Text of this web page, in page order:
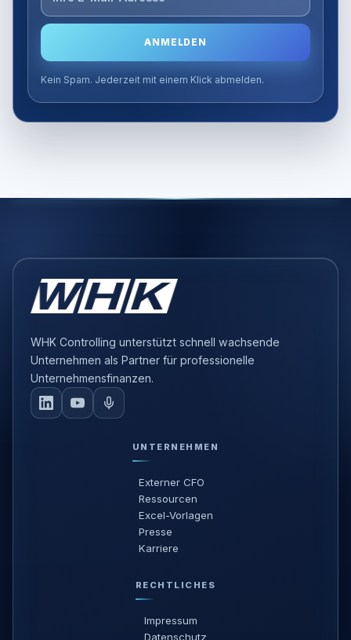
ANMELDEN
Kein Spam. Jederzeit mit einem Klick abmelden.
WHK Controlling unterstützt schnell wachsende
Unternehmen als Partner für professionelle
Unternehmensfinanzen.
UNTERNEHMEN
Externer CFO
Ressourcen
Excel-Vorlagen
Presse
Karriere
RECHTLICHES
Impressum
Datenschutz